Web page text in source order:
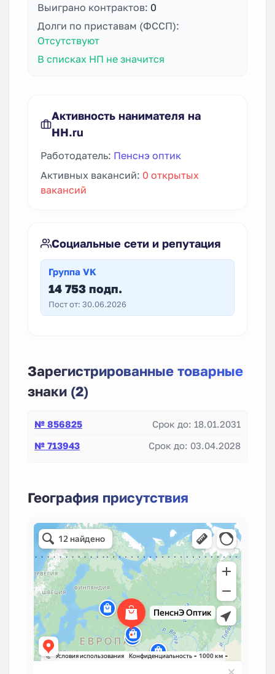
Выиграно контрактов: 0
Долги по приставам (ФССП):
Отсутствуют
В списках НП не значится
Активность нанимателя на
HH.ru
Работодатель: Пенснэ оптик
Активных вакансий: 0 открытых
вакансий
Социальные сети и репутация
Группа VK
14 753 подп.
Пост от: 30.06.2026
Зарегистрированные товарные
знаки (2)
№ 856825
Срок до: 18.01.2031
№ 713943
Срок до: 03.04.2028
География присутствия